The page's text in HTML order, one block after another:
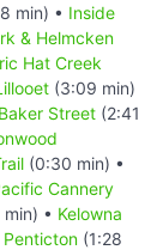
min) • Inside
& Helmcken
Hat Creek
(3:09 min)
Street (2:41
(0:30 min) •
Cannery
• Kelowna
Penticton (1:28